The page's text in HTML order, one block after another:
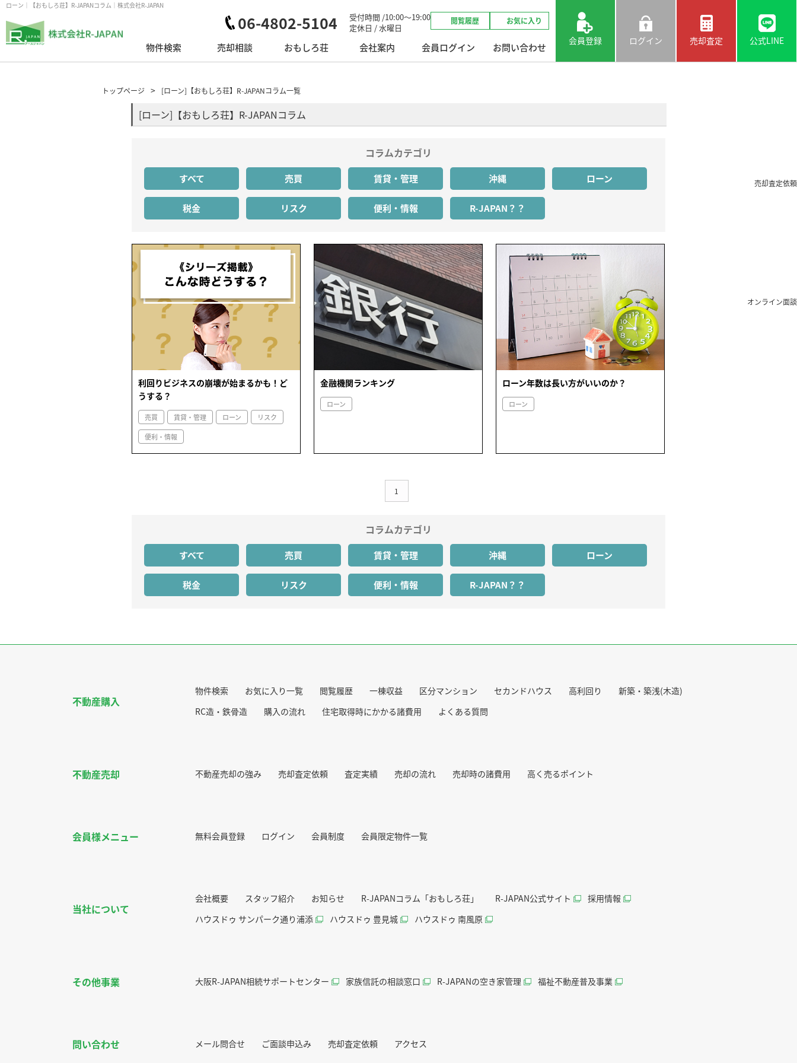
ローン｜【おもしろ荘】R-JAPANコラム｜株式会社R-JAPAN
06-4802-5104
受付時間 /10:00～19:00
定休日 / 水曜日
閲覧履歴 お気に入り
物件検索 売却相談 おもしろ荘 会社案内 会員ログイン お問い合わせ
会員登録 ログイン 売却査定 公式LINE
トップページ [ローン]【おもしろ荘】R-JAPANコラム一覧
[ローン]【おもしろ荘】R-JAPANコラム
コラムカテゴリ
すべて 売買 賃貸・管理 沖縄 ローン
税金 リスク 便利・情報 R-JAPAN？？
利回りビジネスの崩壊が始まるかも！ど
うする？
売買 賃貸・管理 ローン リスク
便利・情報
金融機関ランキング
ローン
ローン年数は長い方がいいのか？
ローン
1
コラムカテゴリ
すべて 売買 賃貸・管理 沖縄 ローン
税金 リスク 便利・情報 R-JAPAN？？
売却査定依頼
オンライン面談
不動産購入
物件検索 お気に入り一覧 閲覧履歴 一棟収益 区分マンション セカンドハウス 高利回り
新築・築浅(木造)
RC造・鉄骨造
購入の流れ 住宅取得時にかかる諸費用 よくある質問
不動産売却 不動産売却の強み 売却査定依頼 査定実績 売却の流れ 売却時の諸費用 高く売るポイント
会員様メニュー 無料会員登録 ログイン 会員制度 会員限定物件一覧
当社について
会社概要 スタッフ紹介 お知らせ R-JAPANコラム「おもしろ荘」 R-JAPAN公式サイト
採用情報
ハウスドゥ サンパーク通り浦添
ハウスドゥ 豊見城 ハウスドゥ 南風原
その他事業 大阪R-JAPAN相続サポートセンター 家族信託の相談窓口 R-JAPANの空き家管理 福祉不動産普及事業
問い合わせ メール問合せ ご面談申込み 売却査定依頼 アクセス